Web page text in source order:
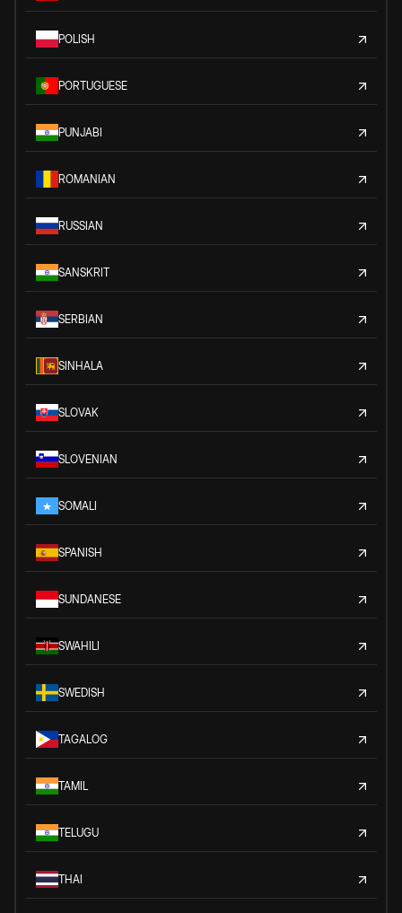
POLISH
PORTUGUESE
PUNJABI
ROMANIAN
RUSSIAN
SANSKRIT
SERBIAN
SINHALA
SLOVAK
SLOVENIAN
SOMALI
SPANISH
SUNDANESE
SWAHILI
SWEDISH
TAGALOG
TAMIL
TELUGU
THAI